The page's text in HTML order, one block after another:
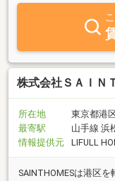
株式会社ＳＡＩＮ
所在地
東京都港
最寄駅
山手線 浜
情報提供元
LIFULL
SAINTHOMESは港区